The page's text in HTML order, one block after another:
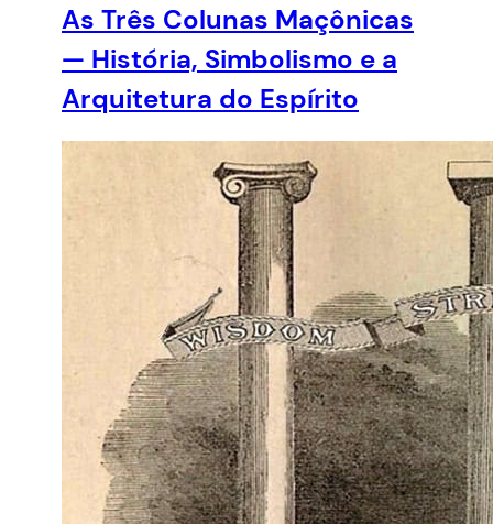
As Três Colunas Maçônicas
— História, Simbolismo e a
Arquitetura do Espírito